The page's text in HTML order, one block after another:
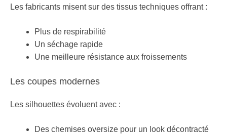
Les fabricants misent sur des tissus techniques offrant :
Plus de respirabilité
Un séchage rapide
Une meilleure résistance aux froissements
Les coupes modernes
Les silhouettes évoluent avec :
Des chemises oversize pour un look décontracté